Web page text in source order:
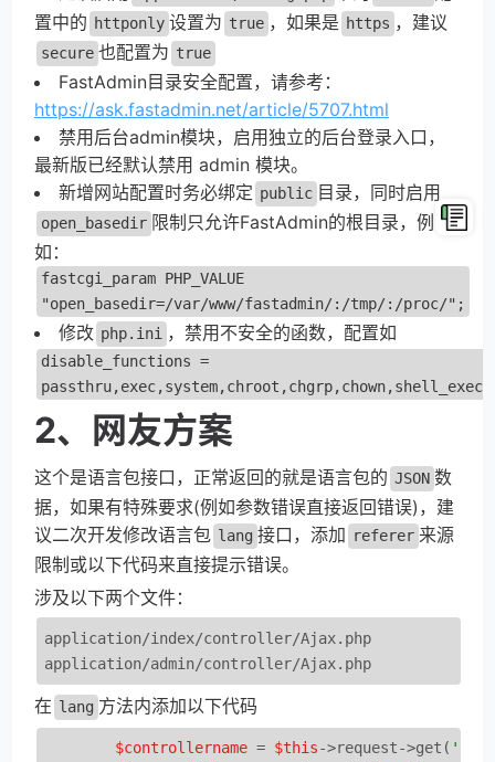
置中的 httponly 设置为 true ，如果是 https ，建议
secure 也配置为 true
FastAdmin目录安全配置，请参考：
https://ask.fastadmin.net/article/5707.html
禁用后台admin模块，启用独立的后台登录入口，
最新版已经默认禁用 admin 模块。
新增网站配置时务必绑定 public 目录，同时启用
open_basedir 限制只允许FastAdmin的根目录，例
如：
fastcgi_param PHP_VALUE
"open_basedir=/var/www/fastadmin/:/tmp/:/proc/";
修改 php.ini ，禁用不安全的函数，配置如
disable_functions =
2、网友方案
这个是语言包接口，正常返回的就是语言包的 JSON 数
据，如果有特殊要求(例如参数错误直接返回错误)，建
议二次开发修改语言包 lang 接口，添加 referer 来源
限制或以下代码来直接提示错误。
涉及以下两个文件：
application/index/controller/Ajax.php
application/admin/controller/Ajax.php
在 lang 方法内添加以下代码
$controllername = $this->request->get(